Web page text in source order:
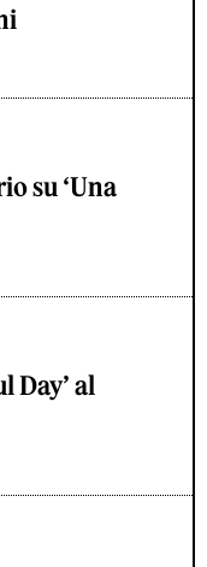
su ‘Una
Day’ al